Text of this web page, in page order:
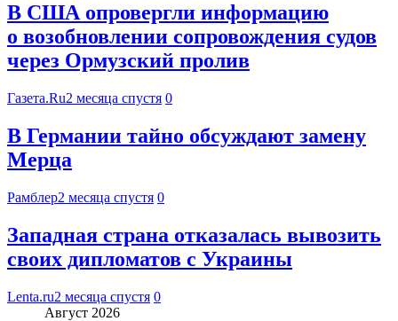
В США опровергли информацию
о возобновлении сопровождения судов
через Ормузский пролив
Газета.Ru2 месяца спустя 0
В Германии тайно обсуждают замену
Мерца
Рамблер2 месяца спустя 0
Западная страна отказалась вывозить
своих дипломатов с Украины
Lenta.ru2 месяца спустя 0
Август 2026